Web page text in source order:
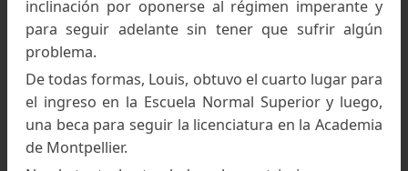
la abstracción, a la cual era demasiado propenso.
Durante su primer año de sus estudios
Louis, a diferencia de sus compañeros que
atraídos por el estudio de la física nuclear, él
metió en el estudio de la física mecánica.
También, hizo referencia en sus escritos,